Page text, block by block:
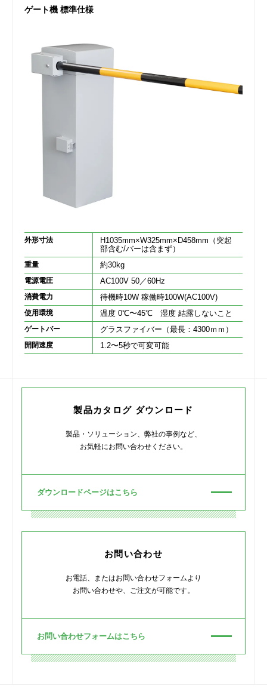
ゲート機 標準仕様
外形寸法
H1035mm×W325mm×D458mm（突起
部含む/バーは含まず）
重量 約30kg
電源電圧 AC100V 50／60Hz
消費電力 待機時10W 稼働時100W(AC100V)
使用環境 温度 0℃〜45℃ 湿度 結露しないこと
ゲートバー グラスファイバー（最長：4300ｍｍ）
開閉速度 1.2〜5秒で可変可能
製品カタログ ダウンロード
製品・ソリューション、弊社の事例など、
お気軽にお問い合わせください。
ダウンロードページはこちら
お問い合わせ
お電話、またはお問い合わせフォームより
お問い合わせや、ご注文が可能です。
お問い合わせフォームはこちら